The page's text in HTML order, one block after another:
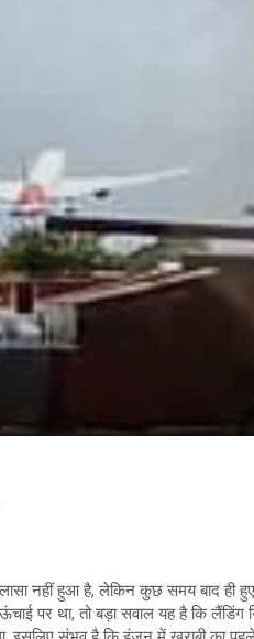
नहीं हुआ है, लेकिन कुछ समय बाद
पर था, तो बड़ा सवाल यह है कि लैंडिंग